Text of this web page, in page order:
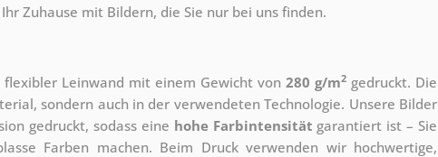
Zuhause mit Bildern, die Sie nur bei uns finden.
Leinwand mit einem Gewicht von 280 g/m2 gedruckt. Die
sondern auch in der verwendeten Technologie. Unsere Bilder
gedruckt, sodass eine hohe Farbintensität garantiert ist – Sie
Farben machen. Beim Druck verwenden wir hochwertige,